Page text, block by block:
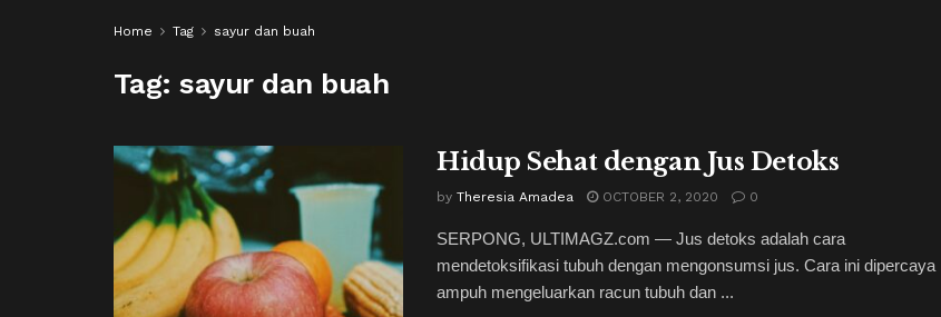
Home Tag sayur dan buah
Tag:sayur dan buah
Hidup Sehat dengan Jus Detoks
by Theresia Amadea OCTOBER 2, 2020 0
SERPONG, ULTIMAGZ.com — Jus detoks adalah cara
mendetoksifikasi tubuh dengan mengonsumsi jus. Cara ini dipercaya
ampuh mengeluarkan racun tubuh dan ...